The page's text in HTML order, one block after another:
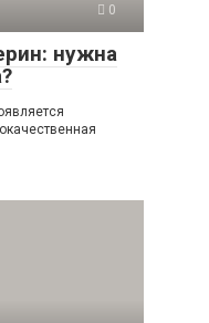
0
нужна